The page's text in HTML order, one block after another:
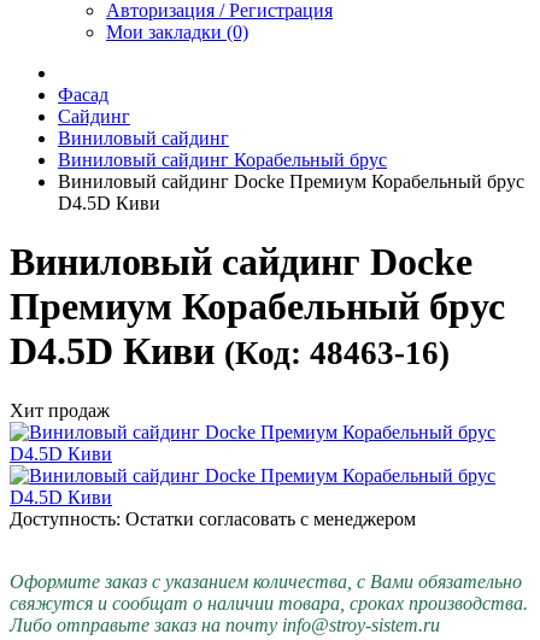
Авторизация / Регистрация
Мои закладки (0)
Фасад
Сайдинг
Виниловый сайдинг
Виниловый сайдинг Корабельный брус
Виниловый сайдинг Docke Премиум Корабельный брус
D4.5D Киви
Виниловый сайдинг Docke
Премиум Корабельный брус
D4.5D Киви (Код: 48463-16)
Хит продаж
Доступность: Остатки согласовать с менеджером
Оформите заказ с указанием количества, с Вами обязательно
свяжутся и сообщат о наличии товара, сроках производства.
Либо отправьте заказ на почту info@stroy-sistem.ru